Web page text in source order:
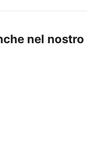
nel nostro